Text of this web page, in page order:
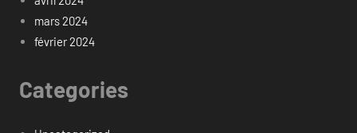
mars 2024
février 2024
Categories